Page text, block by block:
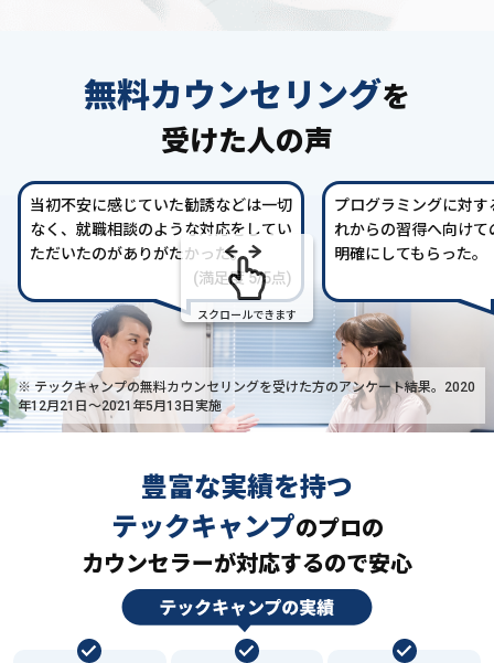
無料カウンセリングを
受けた人の声
当初不安に感じていた勧誘などは一切
なく、就職相談のような対応をしてい
ただいたのがありがたかった。
(満足度 5/5点)
プログラミングに対
れからの習得へ向け
明確にしてもらった。
スクロールできます
※ テックキャンプの無料カウンセリングを受けた方のアンケート結果。2020
年12月21日〜2021年5月13日実施
豊富な実績を持つ
テックキャンプのプロの
カウンセラーが対応するので安心